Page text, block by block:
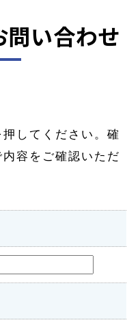
問い合わせ
してください。確
容をご確認いただ